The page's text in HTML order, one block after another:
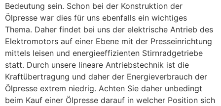
Bedeutung sein. Schon bei der Konstruktion der
Ölpresse war dies für uns ebenfalls ein wichtiges
Thema. Daher findet bei uns der elektrische Antrieb des
Elektromotors auf einer Ebene mit der Presseinrichtung
mittels leisen und energieeffizienten Stirnradgetriebe
statt. Durch unsere lineare Antriebstechnik ist die
Kraftübertragung und daher der Energieverbrauch der
Ölpresse extrem niedrig. Achten Sie daher unbedingt
beim Kauf einer Ölpresse darauf in welcher Position sich